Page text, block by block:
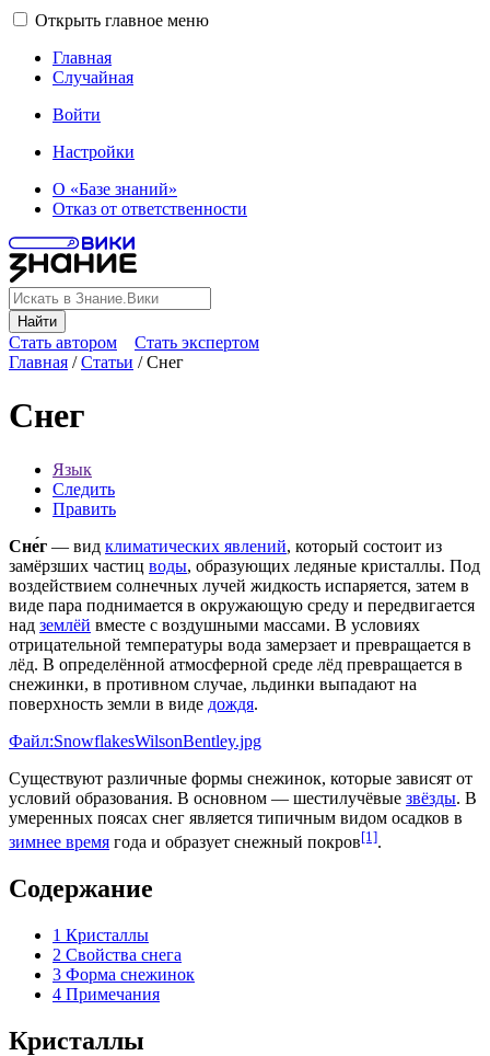
Открыть главное меню
Главная
Случайная
Войти
Настройки
О «Базе знаний»
Отказ от ответственности
Найти
Стать автором
Стать экспертом
Главная /Статьи /Снег
Снег
Язык
Следить
Править
Сне́г — вид климатических явлений, который состоит из
замёрзших частиц воды, образующих ледяные кристаллы. Под
воздействием солнечных лучей жидкость испаряется, затем в
виде пара поднимается в окружающую среду и передвигается
над землёй вместе с воздушными массами. В условиях
отрицательной температуры вода замерзает и превращается в
лёд. В определённой атмосферной среде лёд превращается в
снежинки, в противном случае, льдинки выпадают на
поверхность земли в виде дождя.
Файл:SnowflakesWilsonBentley.jpg
Существуют различные формы снежинок, которые зависят от
условий образования. В основном — шестилучёвые звёзды. В
умеренных поясах снег является типичным видом осадков в
зимнее время года и образует снежный покров[1].
Содержание
1 Кристаллы
2 Свойства снега
3 Форма снежинок
4 Примечания
Кристаллы